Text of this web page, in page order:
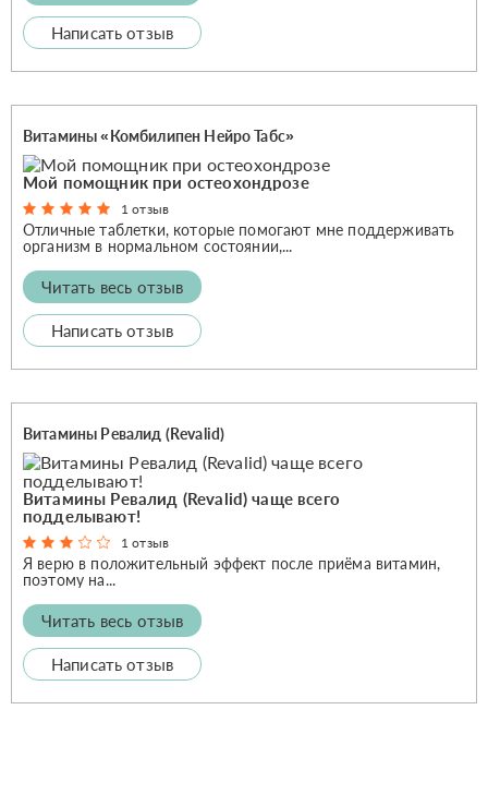
Написать отзыв
Витамины «Комбилипен Нейро Табс»
Мой помощник при остеохондрозе
1 отзыв
Отличные таблетки, которые помогают мне поддерживать
организм в нормальном состоянии,...
Читать весь отзыв
Написать отзыв
Витамины Ревалид (Revalid)
Витамины Ревалид (Revalid) чаще всего
подделывают!
1 отзыв
Я верю в положительный эффект после приёма витамин,
поэтому на...
Читать весь отзыв
Написать отзыв